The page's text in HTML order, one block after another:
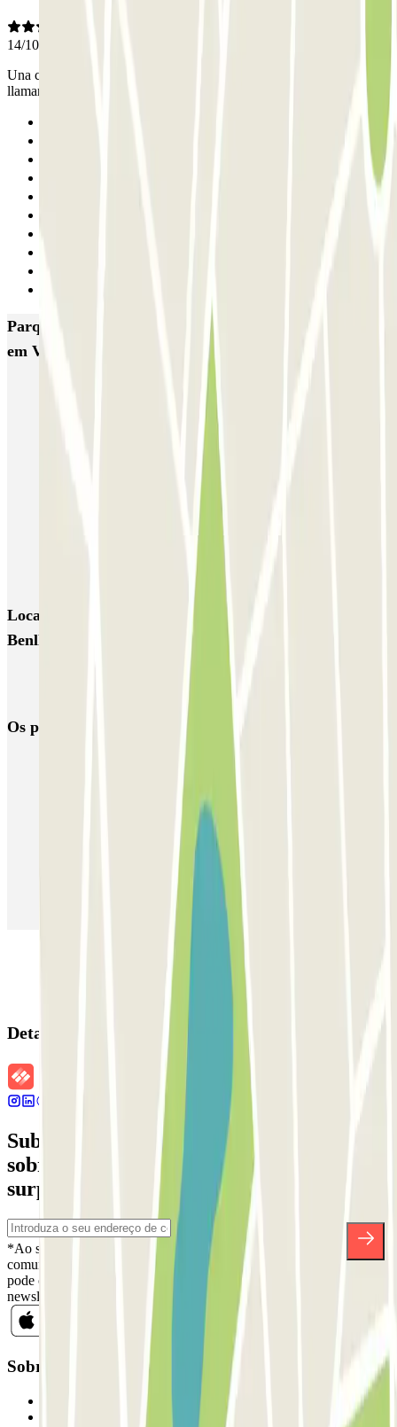
14/10/2025
Una cosa que le proceso indicado ni es bueno asi que je tenido que
llamar para conocer un bien proceso.
Parques de estacionamento com melhor classificação
em Valencia
SABA Estación Valencia - Joaquín Sorolla
Hotel Las Arenas
Avenida del Oeste
APK2 Tráfico AVE - Jerónimo Muñoz
APK2 Abastos - Navarro Llorens
APK2 Hospital General Universitario Valencia
Locais e eventos interessantes próximos de Cardenal
Benlloch SABA
Reservar parque de estacionamento em Aeroporto de Valência
Os parques de estacionamento mais reservados
Estacionamento em Lisboa
Estacionamento em Sevilha
Estacionamento em Madrid
Estacionamento em Aeroporto de Adolfo Suárez Madrid–Barajas
Detalhes da reserva
Subscreva a nossa newsletter e saiba mais
sobre descontos, sorteios e muitas outras
surpresas.
*Ao subscrever, aceita a nossa Política de Privacidade para receber
comunicações comerciais da Parclick. Sem qualquer obrigação,
pode cancelar a sua subscrição sempre que quiser na mesma
newsletter.
Sobre a Parclick